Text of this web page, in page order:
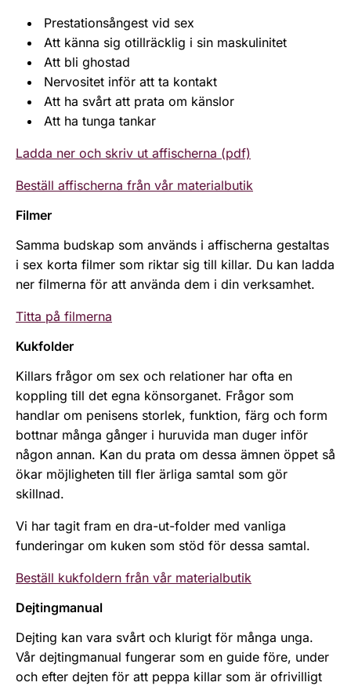
Prestationsångest vid sex
Att känna sig otillräcklig i sin maskulinitet
Att bli ghostad
Nervositet inför att ta kontakt
Att ha svårt att prata om känslor
Att ha tunga tankar
Ladda ner och skriv ut affischerna (pdf)
Beställ affischerna från vår materialbutik
Filmer
Samma budskap som används i affischerna gestaltas
i sex korta filmer som riktar sig till killar. Du kan ladda
ner filmerna för att använda dem i din verksamhet.
Titta på filmerna
Kukfolder
Killars frågor om sex och relationer har ofta en
koppling till det egna könsorganet. Frågor som
handlar om penisens storlek, funktion, färg och form
bottnar många gånger i huruvida man duger inför
någon annan. Kan du prata om dessa ämnen öppet så
ökar möjligheten till fler ärliga samtal som gör
skillnad.
Vi har tagit fram en dra-ut-folder med vanliga
funderingar om kuken som stöd för dessa samtal.
Beställ kukfoldern från vår materialbutik
Dejtingmanual
Dejting kan vara svårt och klurigt för många unga.
Vår dejtingmanual fungerar som en guide före, under
och efter dejten för att peppa killar som är ofrivilligt